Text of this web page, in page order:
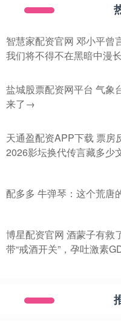
智慧家配资官网 邓小平曾
我们将不得不在黑暗中漫
盐城股票配资网平台 气
来了→
天通盈配资APP下载 票房
2026影坛换代传言藏多少
配多多 牛弹琴：这个荒唐
博星配资官网 酒蒙子有救
带“戒酒开关”，孕吐激素